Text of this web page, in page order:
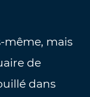
même, mais
de
dans